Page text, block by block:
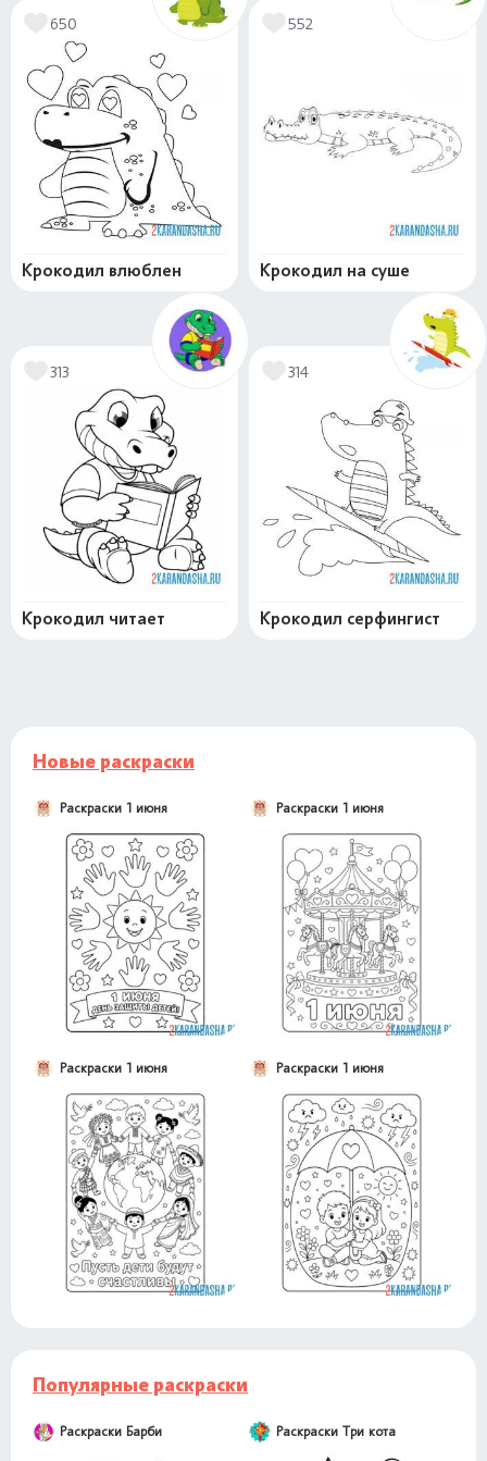
650
Крокодил влюблен
552
Крокодил на суше
313
Крокодил читает
314
Крокодил серфингист
Новые раскраски
Раскраски 1 июня Раскраски 1 июня
Раскраски 1 июня Раскраски 1 июня
Популярные раскраски
Раскраски Барби Раскраски Три кота